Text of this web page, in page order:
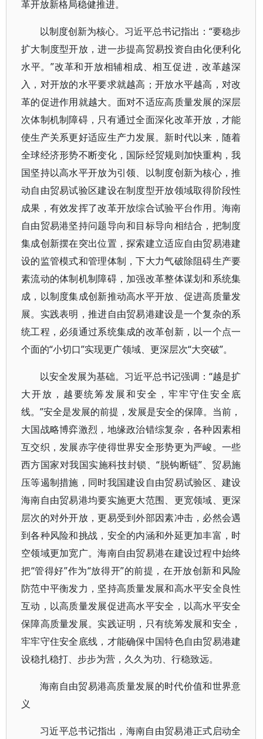
革开放新格局稳健推进。
以制度创新为核心。习近平总书记指出：“要稳步
扩大制度型开放，进一步提高贸易投资自由化便利化
水平。”改革和开放相辅相成、相互促进，改革越深
入，对开放的水平要求就越高；开放水平越高，对改
革的促进作用就越大。面对不适应高质量发展的深层
次体制机制障碍，只有通过全面深化改革开放，才能
使生产关系更好适应生产力发展。新时代以来，随着
全球经济形势不断变化，国际经贸规则加快重构，我
国坚持以高水平开放为引领、以制度创新为核心，推
动自由贸易试验区建设在制度型开放领域取得阶段性
成果，有效发挥了改革开放综合试验平台作用。海南
自由贸易港坚持问题导向和目标导向相结合，把制度
集成创新摆在突出位置，探索建立适应自由贸易港建
设的监管模式和管理体制，下大力气破除阻碍生产要
素流动的体制机制障碍，加强改革整体谋划和系统集
成，以制度集成创新推动高水平开放、促进高质量发
展。实践表明，推进自由贸易港建设是一个复杂的系
统工程，必须通过系统集成的改革创新，以一个点一
个面的“小切口”实现更广领域、更深层次“大突破”。
以安全发展为基础。习近平总书记强调：“越是扩
大开放，越要统筹发展和安全，牢牢守住安全底
线。”安全是发展的前提，发展是安全的保障。当前，
大国战略博弈激烈，地缘政治错综复杂，各种因素相
互交织，发展赤字使得世界安全形势更为严峻。一些
西方国家对我国实施科技封锁、“脱钩断链”、贸易施
压等遏制措施，同时我国建设自由贸易试验区、建设
海南自由贸易港均要实施更大范围、更宽领域、更深
层次的对外开放，更易受到外部因素冲击，必然会遇
到各种风险和挑战，安全的内涵和外延更加丰富，时
空领域更加宽广。海南自由贸易港在建设过程中始终
把“管得好”作为“放得开”的前提，在开放创新和风险
防范中平衡发力，坚持高质量发展和高水平安全良性
互动，以高质量发展促进高水平安全，以高水平安全
保障高质量发展。实践证明，只有统筹发展和安全，
牢牢守住安全底线，才能确保中国特色自由贸易港建
设稳扎稳打、步步为营，久久为功、行稳致远。
海南自由贸易港高质量发展的时代价值和世界意
义
习近平总书记指出，海南自由贸易港正式启动全